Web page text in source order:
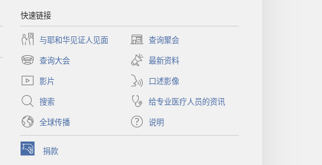
快速链接
与耶和华见证人见面 查询聚会
（打
开
新
窗
口）
查询大会
（打
开
新
窗
口）
最新资料
影片
口述影像
搜索
给专业医疗人员的资讯
全球传播
说明
捐款
（打